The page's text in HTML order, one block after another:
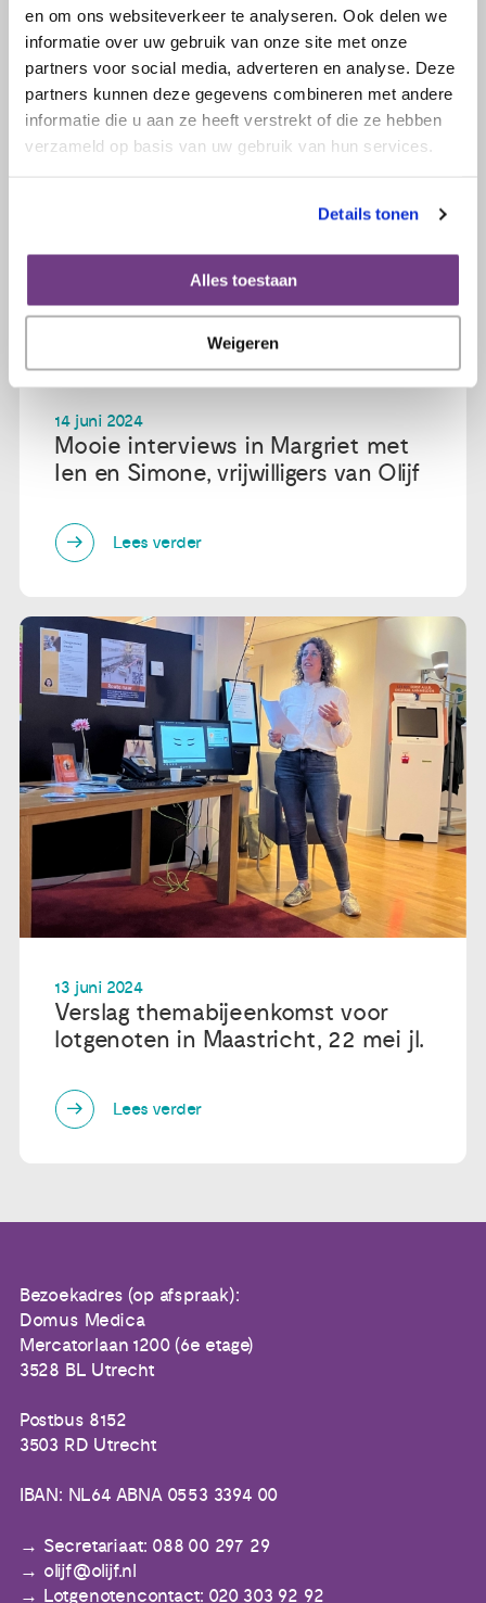
en om ons websiteverkeer te analyseren. Ook delen we
informatie over uw gebruik van onze site met onze
partners voor social media, adverteren en analyse. Deze
partners kunnen deze gegevens combineren met andere
informatie die u aan ze heeft verstrekt of die ze hebben
verzameld op basis van uw gebruik van hun services.
Details tonen
Alles toestaan
Weigeren
14 juni 2024
Mooie interviews in Margriet met
Ien en Simone, vrijwilligers van Olijf
Lees verder
13 juni 2024
Verslag themabijeenkomst voor
lotgenoten in Maastricht, 22 mei jl.
Lees verder
Bezoekadres (op afspraak):
Domus Medica
Mercatorlaan 1200 (6e etage)
3528 BL Utrecht
Postbus 8152
3503 RD Utrecht
IBAN: NL64 ABNA 0553 3394 00
Secretariaat: 088 00 297 29
olijf@olijf.nl
Lotgenotencontact: 020 303 92 92